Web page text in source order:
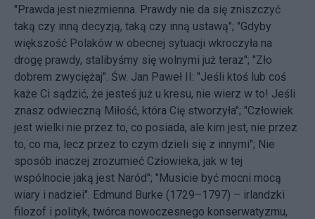
"Prawda jest niezmienna. Prawdy nie da się zniszczyć
taką czy inną decyzją, taką czy inną ustawą"; "Gdyby
większość Polaków w obecnej sytuacji wkroczyła na
drogę prawdy, stalibyśmy się wolnymi już teraz"; "Zło
dobrem zwyciężaj". Św. Jan Paweł II: "Jeśli ktoś lub coś
każe Ci sądzić, że jesteś już u kresu, nie wierz w to! Jeśli
znasz odwieczną Miłość, która Cię stworzyła"; "Człowiek
jest wielki nie przez to, co posiada, ale kim jest, nie przez
to, co ma, lecz przez to czym dzieli się z innymi"; Nie
sposób inaczej zrozumieć Człowieka, jak w tej
wspólnocie jaką jest Naród"; "Musicie być mocni mocą
wiary i nadziei". Edmund Burke (1729–1797) – irlandzki
filozof i polityk, twórca nowoczesnego konserwatyzmu,